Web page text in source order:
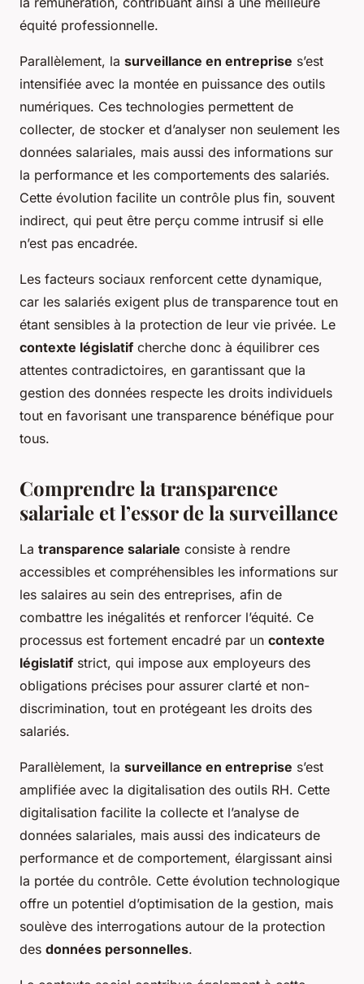
équité professionnelle.
Parallèlement, la surveillance en entreprise s’est
intensifiée avec la montée en puissance des outils
numériques. Ces technologies permettent de
collecter, de stocker et d’analyser non seulement les
données salariales, mais aussi des informations sur
la performance et les comportements des salariés.
Cette évolution facilite un contrôle plus fin, souvent
indirect, qui peut être perçu comme intrusif si elle
n’est pas encadrée.
Les facteurs sociaux renforcent cette dynamique,
car les salariés exigent plus de transparence tout en
étant sensibles à la protection de leur vie privée. Le
contexte législatifcherche donc à équilibrer ces
attentes contradictoires, en garantissant que la
gestion des données respecte les droits individuels
tout en favorisant une transparence bénéfique pour
tous.
Comprendre la transparence
salariale et l’essor de la surveillance
La transparence salariale consiste à rendre
accessibles et compréhensibles les informations sur
les salaires au sein des entreprises, afin de
combattre les inégalités et renforcer l’équité. Ce
processus est fortement encadré par un contexte
législatifstrict, qui impose aux employeurs des
obligations précises pour assurer clarté et non-
discrimination, tout en protégeant les droits des
salariés.
Parallèlement, la surveillance en entreprise s’est
amplifiée avec la digitalisation des outils RH. Cette
digitalisation facilite la collecte et l’analyse de
données salariales, mais aussi des indicateurs de
performance et de comportement, élargissant ainsi
la portée du contrôle. Cette évolution technologique
offre un potentiel d’optimisation de la gestion, mais
soulève des interrogations autour de la protection
des données personnelles.